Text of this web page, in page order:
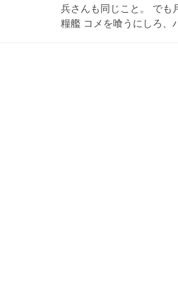
兵さんも同じこと。 でも
糧艦 コメを喰うにしろ